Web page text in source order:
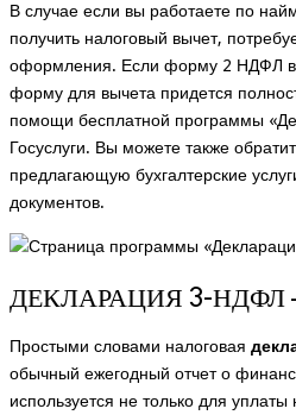
В случае если вы работаете по
получить налоговый вычет,
оформления. Если форму 2 НДФЛ
форму для вычета придется
помощи бесплатной программы
Госуслуги. Вы можете также
предлагающую бухгалтерские
документов.
ДЕКЛАРАЦИЯ 3-НДФЛ
Простыми словами налоговая
обычный ежегодный отчет о
используется не только для